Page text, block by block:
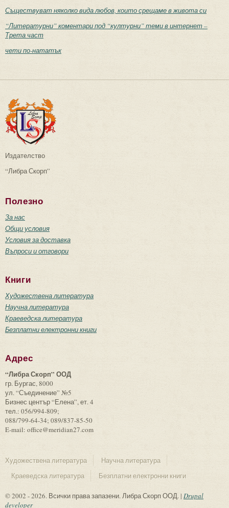
Съществуват няколко вида любов, които срещаме в живота си
“Литературни” коментари под “културни” теми в интернет –
Трета част
чети по-нататък
Издателство
“Либра Скорп”
Полезно
За нас
Общи условия
Условия за доставка
Въпроси и отговори
Книги
Художествена литература
Научна литература
Краеведска литература
Безплатни електронни книги
Адрес
“Либра Скорп” ООД
гр. Бургас, 8000
ул. “Съединение” №5
Бизнес център “Елена”, ет. 4
тел.: 056/994-809;
088/799-64-34; 089/837-85-50
E-mail: office@meridian27.com
Художествена литература
Научна литература
Краеведска литература
Безплатни електронни книги
© 2002 - 2026. Всички права запазени. Либра Скорп ООД. | Drupal
developer